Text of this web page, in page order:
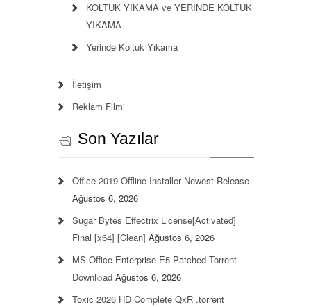
KOLTUK YIKAMA ve YERİNDE KOLTUK
YIKAMA
Yerinde Koltuk Yıkama
İletişim
Reklam Filmi
Son Yazılar
Office 2019 Offline Installer Newest Release
Ağustos 6, 2026
Sugar Bytes Effectrix License[Activated]
Final [x64] [Clean] Ağustos 6, 2026
MS Office Enterprise E5 Patched Torrent
Downl𝚘аd Ağustos 6, 2026
Toxic 2026 HD Complete QxR .torrent